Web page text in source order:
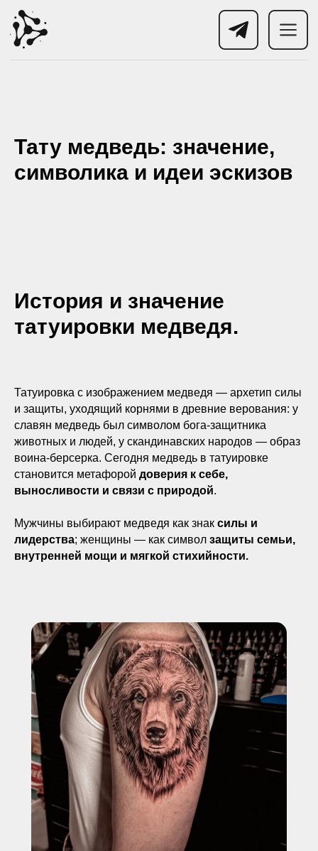
Тату медведь: значение,
символика и идеи эскизов
История и значение
татуировки медведя.
Татуировка с изображением медведя — архетип силы
и защиты, уходящий корнями в древние верования: у
славян медведь был символом бога-защитника
животных и людей, у скандинавских народов — образ
воина-берсерка. Сегодня медведь в татуировке
становится метафорой доверия к себе,
выносливости и связи с природой.
Мужчины выбирают медведя как знак силы и
лидерства; женщины — как символ защиты семьи,
внутренней мощи и мягкой стихийности.